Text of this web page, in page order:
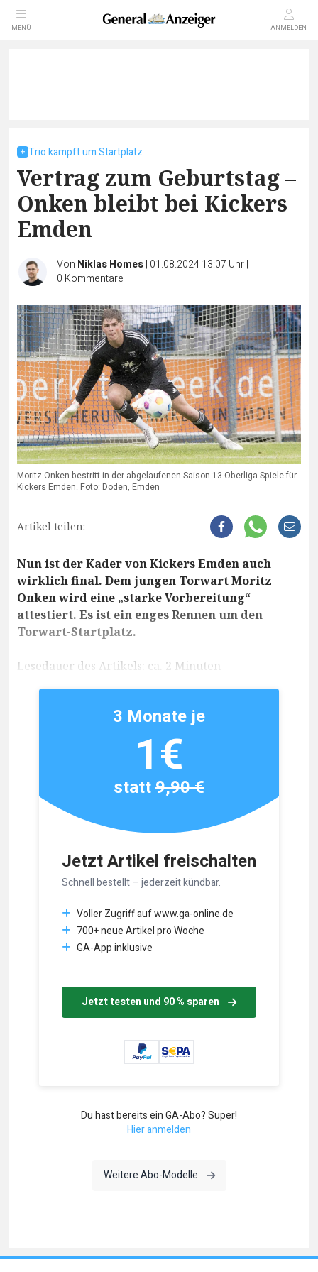
MENÜ ANMELDEN
Trio kämpft um Startplatz
Vertrag zum Geburtstag –
Onken bleibt bei Kickers
Emden
Von Niklas Homes| 01.08.2024 13:07 Uhr|
0 Kommentare
Moritz Onken bestritt in der abgelaufenen Saison 13 Oberliga-Spiele für
Kickers Emden. Foto: Doden, Emden
Artikel teilen:
Nun ist der Kader von Kickers Emden auch
wirklich final. Dem jungen Torwart Moritz
Onken wird eine „starke Vorbereitung“
attestiert. Es ist ein enges Rennen um den
Torwart-Startplatz.
Lesedauer des Artikels: ca. 2 Minuten
Jetzt Artikel freischalten
Schnell bestellt – jederzeit kündbar.
Voller Zugriff auf www.ga-online.de
700+ neue Artikel pro Woche
GA-App inklusive
Jetzt testen und 90 % sparen
3 Monate je
1€
statt9,90 €
Du hast bereits ein GA-Abo? Super!
Hier anmelden
Weitere Abo-Modelle